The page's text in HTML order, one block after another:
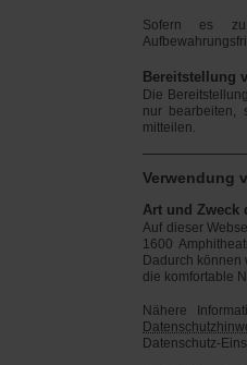
Sofern es zu
Bereitstellung
Die
nur bearbeiten,
mitteilen.
Verwendung
Art und Zweck
Auf dieser
1600
Dadurch
die komfortable
Nähere
Datenschutz-